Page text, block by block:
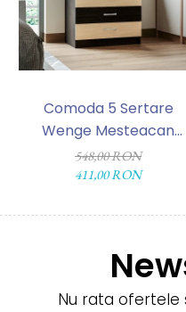
Comoda 5 Sertare
Wenge Mesteacan
72x40x90 cm
548,00 RON
411,00 RON
Nu rata ofertele